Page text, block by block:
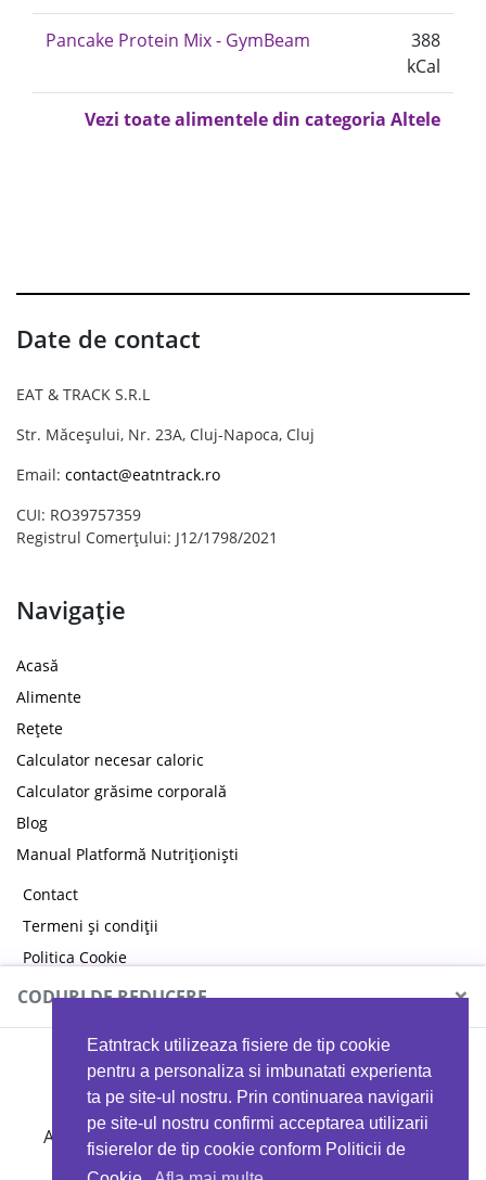
Eatntrack utilizeaza fisiere de tip cookie
pentru a personaliza si imbunatati experienta
ta pe site-ul nostru. Prin continuarea navigarii
pe site-ul nostru confirmi acceptarea utilizarii
fisierelor de tip cookie conform Politicii de
Pancake Protein Mix - GymBeam
388
kCal
Vezi toate alimentele din categoria Altele
Date de contact
EAT & TRACK S.R.L
Str. Măceșului, Nr. 23A, Cluj-Napoca, Cluj
Email: contact@eatntrack.ro
CUI: RO39757359
Registrul Comerțului: J12/1798/2021
Navigație
Acasă
Alimente
Rețete
Calculator necesar caloric
Calculator grăsime corporală
Blog
Manual Platformă Nutriționiști
Contact
Termeni și condiții
Politica Cookie
Politica de confidențialitate
CODURI DE REDUCERE ×
MYPROTEIN
Ai 40%reducere la orice comandă folosind codul
EATTRACK